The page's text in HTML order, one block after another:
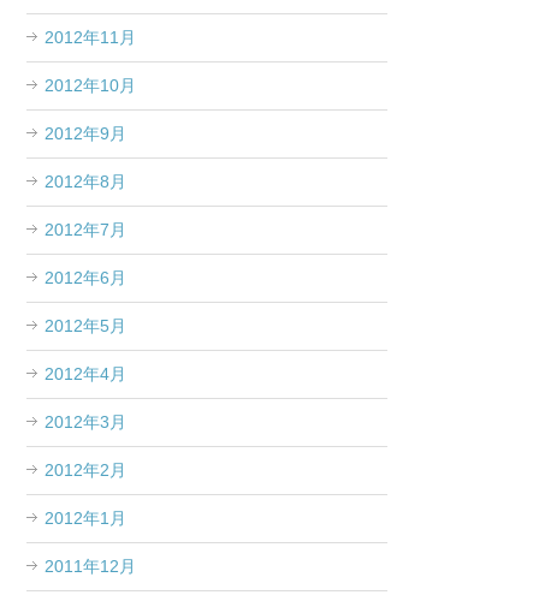
2012年11月
2012年10月
2012年9月
2012年8月
2012年7月
2012年6月
2012年5月
2012年4月
2012年3月
2012年2月
2012年1月
2011年12月